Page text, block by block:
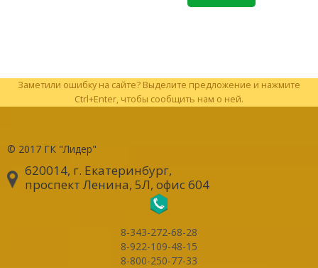
Заметили ошибку на сайте? Выделите предложение и нажмите
Ctrl+Enter, чтобы сообщить нам о ней.
© 2017 ГК "Лидер"
620014, г. Екатеринбург,
проспект Ленина, 5Л, офис 604
8-343-272-68-28
8-922-109-48-15
8-800-250-77-33